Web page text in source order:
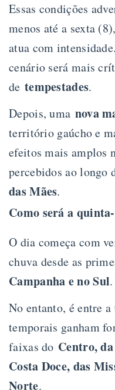
Essas condições
menos até a sexta
atua com
cenário será mais
de tempestades.
Depois, uma nova
território gaúcho e
efeitos mais amplos
percebidos ao longo
das Mães.
Como será a
O dia começa com
chuva desde as
Campanha e no Sul.
No entanto, é entre
temporais ganham
faixas do Centro,
Costa Doce, das
Norte.